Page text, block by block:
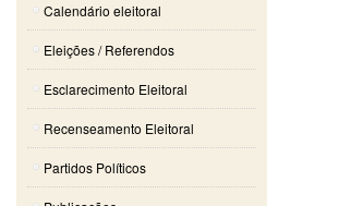
Calendário eleitoral
Eleições / Referendos
Esclarecimento Eleitoral
Recenseamento Eleitoral
Partidos Políticos